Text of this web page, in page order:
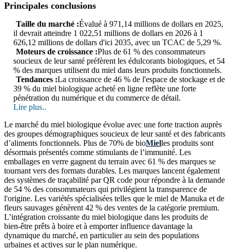
Principales conclusions
Taille du marché :Évalué à 971,14 millions de dollars en 2025,
il devrait atteindre 1 022,51 millions de dollars en 2026 à 1
626,12 millions de dollars d'ici 2035, avec un TCAC de 5,29 %.
Moteurs de croissance :Plus de 61 % des consommateurs
soucieux de leur santé préfèrent les édulcorants biologiques, et 54
% des marques utilisent du miel dans leurs produits fonctionnels.
Tendances :La croissance de 46 % de l'espace de stockage et de
39 % du miel biologique acheté en ligne reflète une forte
pénétration du numérique et du commerce de détail.
Lire plus..
Le marché du miel biologique évolue avec une forte traction auprès
des groupes démographiques soucieux de leur santé et des fabricants
d’aliments fonctionnels. Plus de 70% de bioMielles produits sont
désormais présentés comme stimulants de l’immunité. Les
emballages en verre gagnent du terrain avec 61 % des marques se
tournant vers des formats durables. Les marques lancent également
des systèmes de traçabilité par QR code pour répondre à la demande
de 54 % des consommateurs qui privilégient la transparence de
l'origine. Les variétés spécialisées telles que le miel de Manuka et de
fleurs sauvages génèrent 42 % des ventes de la catégorie premium.
L’intégration croissante du miel biologique dans les produits de
bien-être prêts à boire et à emporter influence davantage la
dynamique du marché, en particulier au sein des populations
urbaines et actives sur le plan numérique.